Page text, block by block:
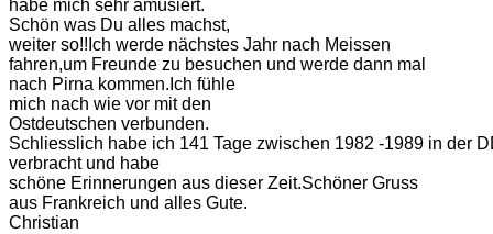
habe mich sehr amüsiert.
Schön was Du alles machst,
weiter so!!Ich werde nächstes Jahr nach Meissen
fahren,um Freunde zu besuchen und werde dann mal
nach Pirna kommen.Ich fühle
mich nach wie vor mit den
Ostdeutschen verbunden.
Schliesslich habe ich 141 Tage zwischen 1982 -1989 in der
verbracht und habe
schöne Erinnerungen aus dieser Zeit.Schöner Gruss
aus Frankreich und alles Gute.
Christian